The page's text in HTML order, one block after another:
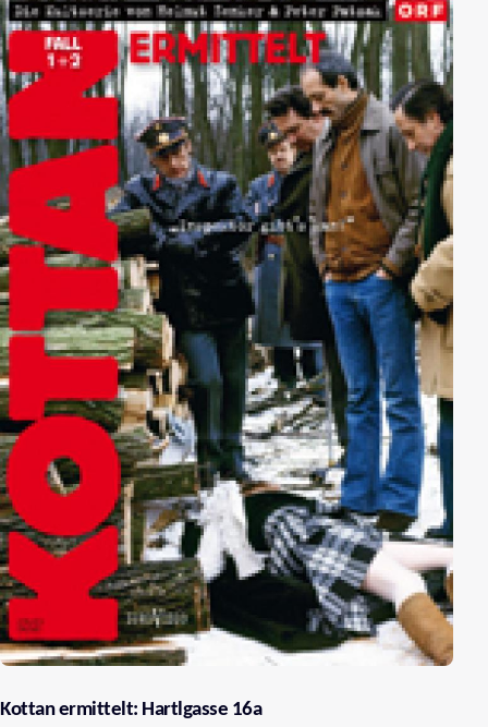
Kottan ermittelt: Hartlgasse 16a